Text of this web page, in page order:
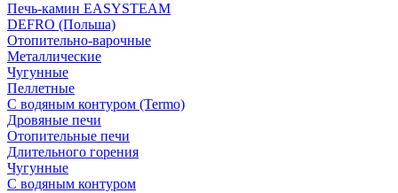
Печь-камин EASYSTEAM
DEFRO (Польша)
Отопительно-варочные
Металлические
Чугунные
Пеллетные
С водяным контуром (Termo)
Дровяные печи
Отопительные печи
Длительного горения
Чугунные
C водяным контуром